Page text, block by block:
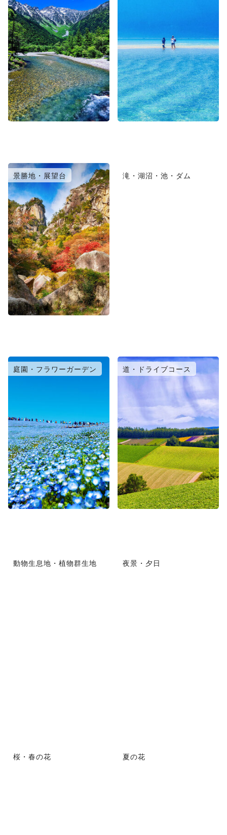
景勝地・展望台 滝・湖沼・池・ダム
庭園・フラワーガーデン 道・ドライブコース
動物生息地・植物群生地 夜景・夕日
桜・春の花 夏の花